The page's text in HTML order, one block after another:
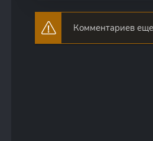
Комментариев